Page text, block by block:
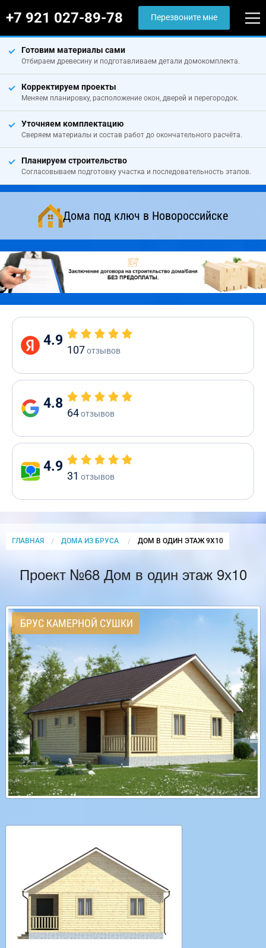
+7 921 027-89-78 Перезвоните мне
Готовим материалы сами
Отбираем древесину и подготавливаем детали домокомплекта.
Корректируем проекты
Меняем планировку, расположение окон, дверей и перегородок.
Уточняем комплектацию
Сверяем материалы и состав работ до окончательного расчёта.
Планируем строительство
Согласовываем подготовку участка и последовательность этапов.
Дома под ключ в Новороссийске
4.9
107отзывов
4.8
64отзывов
4.9
31 отзывов
ГЛАВНАЯ ДОМА ИЗ БРУСА CURRENT:
ДОМ В ОДИН ЭТАЖ 9Х10
Проект №68 Дом в один этаж 9х10
БРУС КАМЕРНОЙ СУШКИ